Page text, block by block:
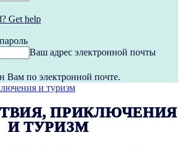
Get help
Ваш адрес электронной почты
Вам по электронной почте.
и туризм
ПРИКЛЮЧЕНИЯ
И ТУРИЗМ